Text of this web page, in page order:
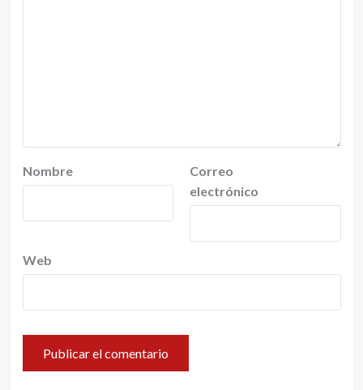
Nombre
Correo
electrónico
Web